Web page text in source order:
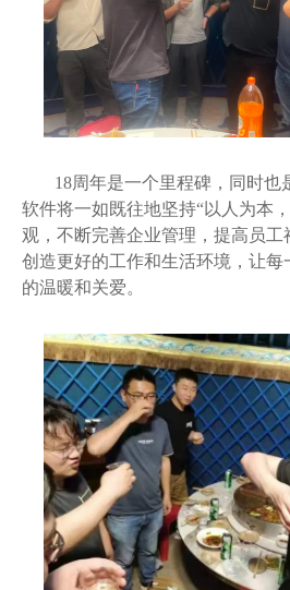
18周年是一个里程碑，同时也
软件将一如既往地坚持“以人为本
观，不断完善企业管理，提高员工
创造更好的工作和生活环境，让每
的温暖和关爱。